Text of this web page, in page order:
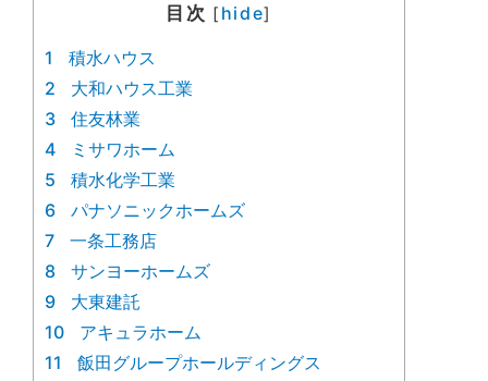
目次 [ hide]
1
積水ハウス
2
大和ハウス工業
3
住友林業
4
ミサワホーム
5
積水化学工業
6
パナソニックホームズ
7
一条工務店
8
サンヨーホームズ
9
大東建託
10
アキュラホーム
11
飯田グループホールディングス